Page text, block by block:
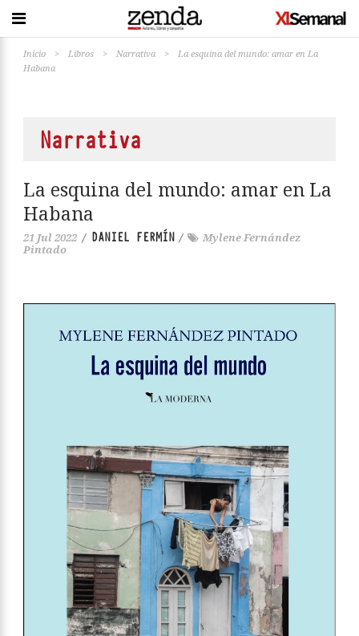
Inicio > Libros > Narrativa >
La esquina del mundo: amar en La
Habana
Narrativa
La esquina del mundo: amar en La
Habana
21 Jul 2022 / DANIEL FERMÍN /
Mylene Fernández
Pintado